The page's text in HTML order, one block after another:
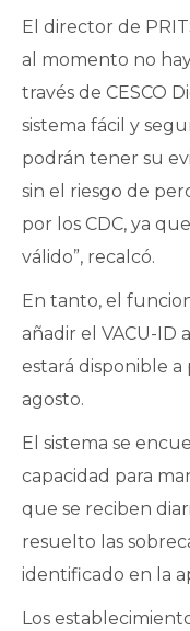
El director de
al momento no
través de CESCO
sistema fácil y
podrán tener su
sin el riesgo de
por los CDC, ya
válido”, recalcó.
En tanto, el
añadir el VACU-ID
estará disponible a
agosto.
El sistema se
capacidad para
que se reciben
resuelto las
identificado en la
Los